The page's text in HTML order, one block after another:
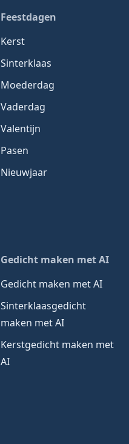
Feestdagen
Kerst
Sinterklaas
Moederdag
Vaderdag
Valentijn
Pasen
Nieuwjaar
Gedicht maken met AI
Gedicht maken met AI
Sinterklaasgedicht
maken met AI
Kerstgedicht maken met
AI